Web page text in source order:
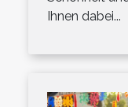
Ihnen dabei...